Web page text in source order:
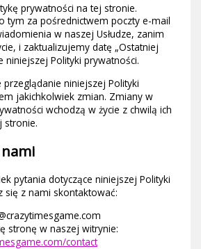
prywatności na tej stronie.
tym za pośrednictwem poczty e-mail
w naszej Usłudze, zanim
i zaktualizujemy datę „Ostatniej
niniejszej Polityki prywatności.
niniejszej Polityki
jakichkolwiek zmian. Zmiany w
wchodzą w życie z chwilą ich
stronie.
pytania dotyczące niniejszej Polityki
się z nami skontaktować:
stronę w naszej witrynie:
contact